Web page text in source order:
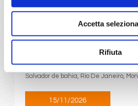
Accetta
Rifiuta
daBarcellona
Barcellona, Gibilterra, Casablanca,
Salvador de bahia, Rio De Janeiro,
15/11/2026